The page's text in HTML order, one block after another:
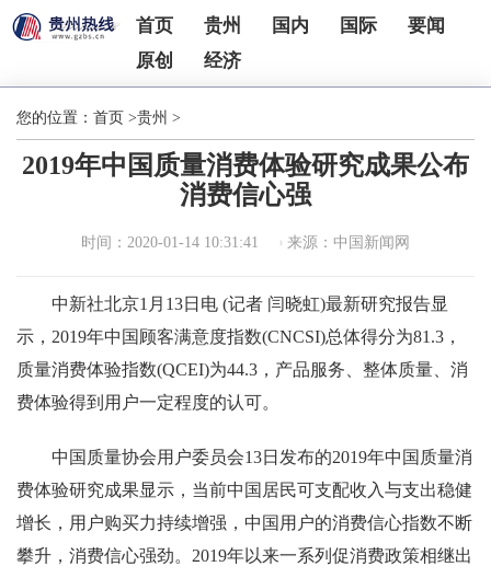
首页 贵州 国内 国际
要闻
原创
经济
您的位置： 首页 >贵州 >
2019年中国质量消费体验研究成果公布
消费信心强
时间：2020-01-14 10:31:41 来源：中国新闻网
中新社北京1月13日电 (记者 闫晓虹)最新研究报告显
示，2019年中国顾客满意度指数(CNCSI)总体得分为81.3，
质量消费体验指数(QCEI)为44.3，产品服务、整体质量、消
费体验得到用户一定程度的认可。
中国质量协会用户委员会13日发布的2019年中国质量消
费体验研究成果显示，当前中国居民可支配收入与支出稳健
增长，用户购买力持续增强，中国用户的消费信心指数不断
攀升，消费信心强劲。2019年以来一系列促消费政策相继出